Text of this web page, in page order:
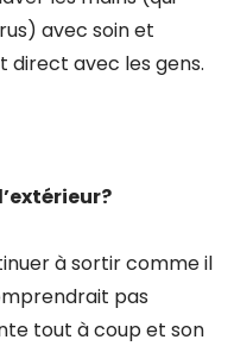
avec soin et
avec les gens.
à sortir comme il
pas
tout à coup et son